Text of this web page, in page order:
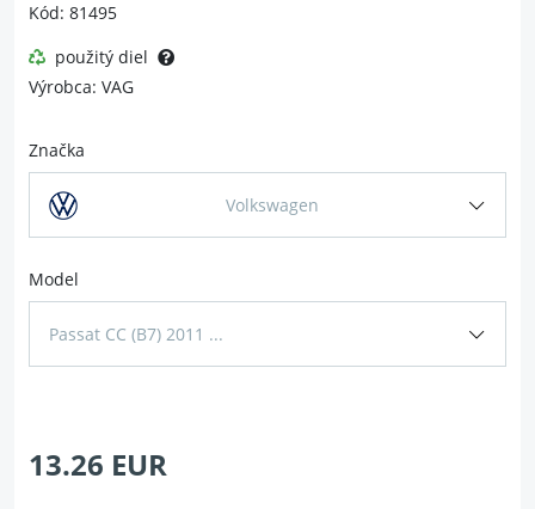
Kód: 81495
použitý diel
Výrobca: VAG
Značka
Volkswagen
Model
Passat CC (B7) 2011 ...
13.26 EUR